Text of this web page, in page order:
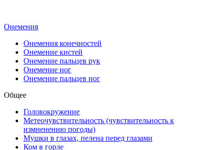
Онемения
Онемения конечностей
Онемение кистей
Онемение пальцев рук
Онемение ног
Онемение пальцев ног
Общее
Головокружение
Метеочувствительность (чувствительность к
измненению погоды)
Мушки в глазах, пелена перед глазами
Ком в горле